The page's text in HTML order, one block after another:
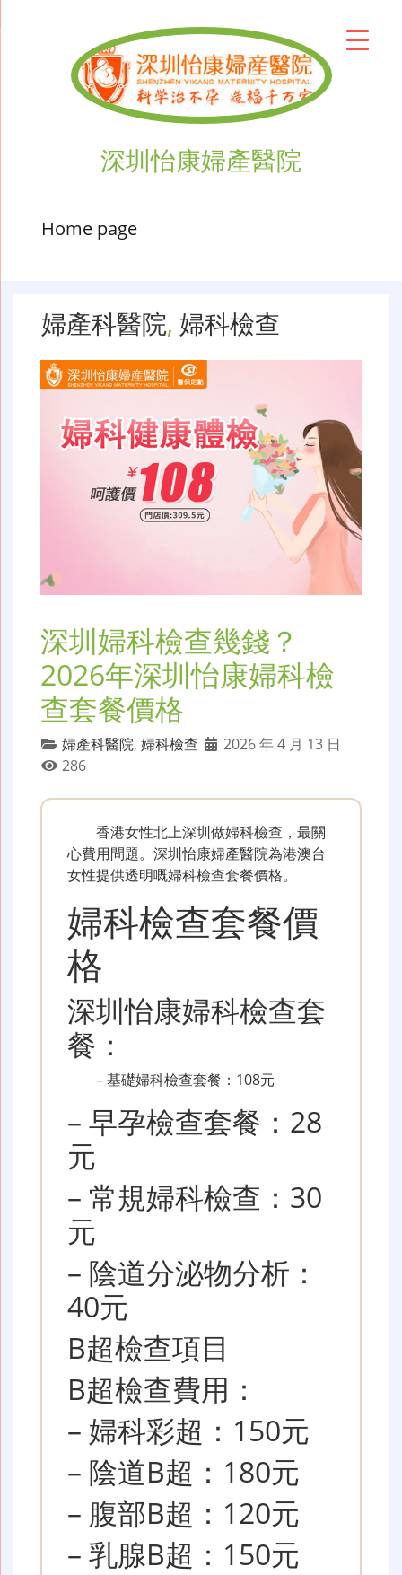
深圳怡康婦產醫院
Home page
婦產科醫院, 婦科檢查
深圳婦科檢查幾錢？
2026年深圳怡康婦科檢
查套餐價格
婦產科醫院, 婦科檢查
2026 年 4 月 13 日
286
香港女性北上深圳做婦科檢查，最關
心費用問題。深圳怡康婦產醫院為港澳台
女性提供透明嘅婦科檢查套餐價格。
婦科檢查套餐價
格
深圳怡康婦科檢查套
餐：
– 基礎婦科檢查套餐：108元
– 早孕檢查套餐：28
元
– 常規婦科檢查：30
元
– 陰道分泌物分析：
40元
B超檢查項目
B超檢查費用：
– 婦科彩超：150元
– 陰道B超：180元
– 腹部B超：120元
– 乳腺B超：150元